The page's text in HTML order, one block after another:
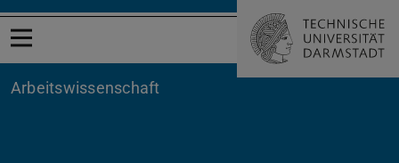
Menü öffnen
Arbeitswissenschaft